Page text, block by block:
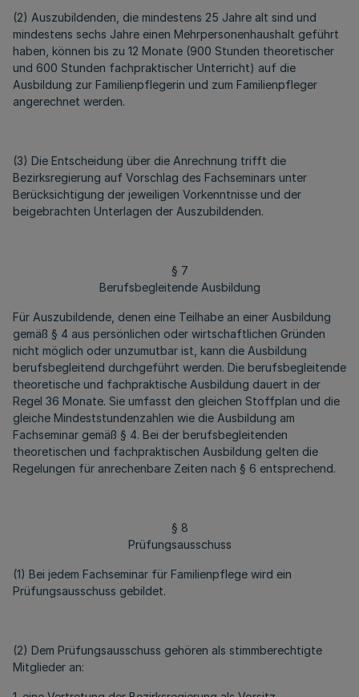
(2) Auszubildenden, die mindestens 25 Jahre alt sind und
mindestens sechs Jahre einen Mehrpersonenhaushalt geführt
haben, können bis zu 12 Monate (900 Stunden theoretischer
und 600 Stunden fachpraktischer Unterricht) auf die
Ausbildung zur Familienpflegerin und zum Familienpfleger
angerechnet werden.
(3) Die Entscheidung über die Anrechnung trifft die
Bezirksregierung auf Vorschlag des Fachseminars unter
Berücksichtigung der jeweiligen Vorkenntnisse und der
beigebrachten Unterlagen der Auszubildenden.
§ 7
Berufsbegleitende Ausbildung
Für Auszubildende, denen eine Teilhabe an einer Ausbildung
gemäß § 4 aus persönlichen oder wirtschaftlichen Gründen
nicht möglich oder unzumutbar ist, kann die Ausbildung
berufsbegleitend durchgeführt werden. Die berufsbegleitende
theoretische und fachpraktische Ausbildung dauert in der
Regel 36 Monate. Sie umfasst den gleichen Stoffplan und die
gleiche Mindeststundenzahlen wie die Ausbildung am
Fachseminar gemäß § 4. Bei der berufsbegleitenden
theoretischen und fachpraktischen Ausbildung gelten die
Regelungen für anrechenbare Zeiten nach § 6 entsprechend.
§ 8
Prüfungsausschuss
(1) Bei jedem Fachseminar für Familienpflege wird ein
Prüfungsausschuss gebildet.
(2) Dem Prüfungsausschuss gehören als stimmberechtigte
Mitglieder an: